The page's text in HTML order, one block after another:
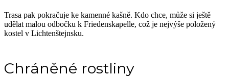
Trasa pak pokračuje ke kamenné kašně. Kdo chce, může si ještě
udělat malou odbočku k Friedenskapelle, což je nejvýše položený
kostel v Lichtenštejnsku.
Chráněné rostliny